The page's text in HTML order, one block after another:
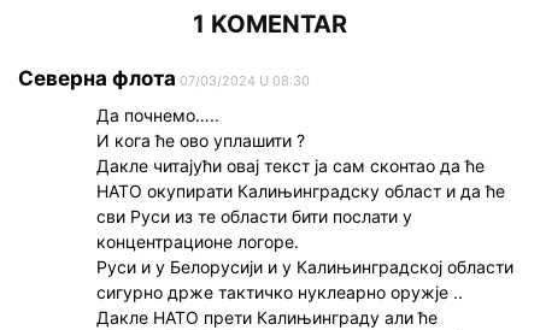
1 KOMENTAR
Северна флота 07/03/2024 U 08:30
Да почнемо…..
И кога ће ово уплашити ?
Дакле читајући овај текст ја сам сконтао да ће
НАТО окупирати Калињинградску област и да ће
сви Руси из те области бити послати у
концентрационе логоре.
Руси и у Белорусији и у Калињинградској области
сигурно држе тактичко нуклеарно оружје ..
Дакле НАТО прети Калињинграду али ће